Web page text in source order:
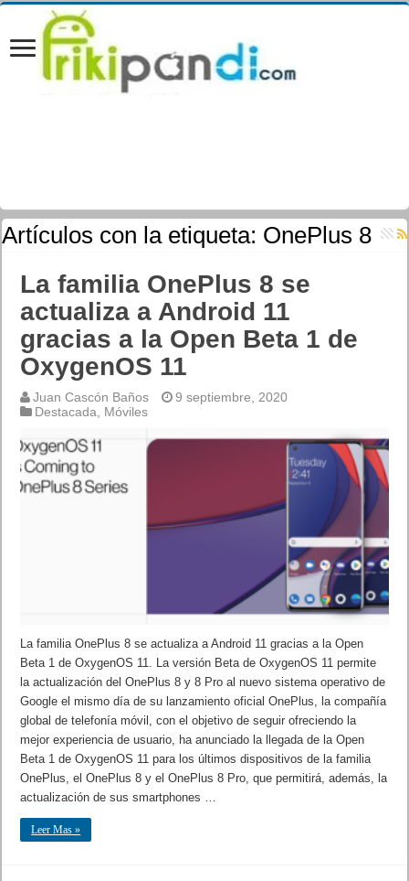
Artículos con la etiqueta: OnePlus 8
La familia OnePlus 8 se
actualiza a Android 11
gracias a la Open Beta 1 de
OxygenOS 11
Juan Cascón Baños
9 septiembre, 2020
Destacada
Móviles
La familia OnePlus 8 se actualiza a Android 11 gracias a la Open
Beta 1 de OxygenOS 11. La versión Beta de OxygenOS 11 permite
la actualización del OnePlus 8 y 8 Pro al nuevo sistema operativo de
Google el mismo día de su lanzamiento oficial OnePlus, la compañía
global de telefonía móvil, con el objetivo de seguir ofreciendo la
mejor experiencia de usuario, ha anunciado la llegada de la Open
Beta 1 de OxygenOS 11 para los últimos dispositivos de la familia
OnePlus, el OnePlus 8 y el OnePlus 8 Pro, que permitirá, además, la
actualización de sus smartphones …
Leer Mas »